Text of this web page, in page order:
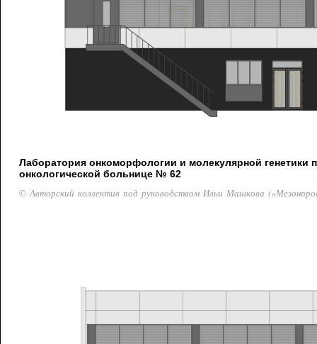
Лаборатория онкоморфологии и молекулярной генетики
онкологической больнице № 62
© Авторский коллектив под руководством Ильи Машкова